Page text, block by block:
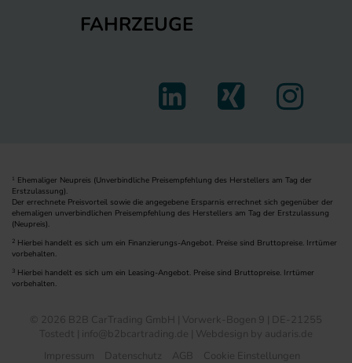
FAHRZEUGE
1
Ehemaliger Neupreis (Unverbindliche Preisempfehlung des Herstellers am Tag der
Erstzulassung).
Der errechnete Preisvorteil sowie die angegebene Ersparnis errechnet sich gegenüber der
ehemaligen unverbindlichen Preisempfehlung des Herstellers am Tag der Erstzulassung
(Neupreis).
2 Hierbei handelt es sich um ein Finanzierungs-Angebot. Preise sind Bruttopreise. Irrtümer
vorbehalten.
3 Hierbei handelt es sich um ein Leasing-Angebot. Preise sind Bruttopreise. Irrtümer
vorbehalten.
© 2026 B2B CarTrading GmbH | Vorwerk-Bogen 9 | DE-21255
Tostedt | info@b2bcartrading.de | Webdesign by audaris.de
Impressum
Datenschutz AGB Cookie Einstellungen